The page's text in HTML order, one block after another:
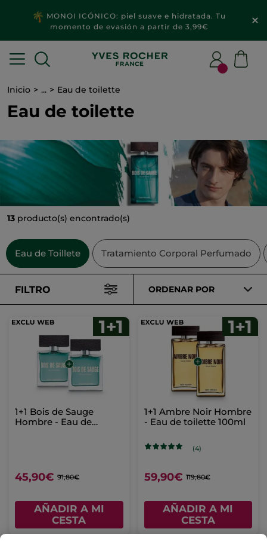
MONOI ICÓNICO: piel suave e hidratada. Tu
momento de evasión a partir de 3,99€
Inicio ... Eau de toilette
Eau de toilette
13 producto(s) encontrado(s)
Eau de Toillete Tratamiento Corporal Perfumado
FILTRO ORDENAR POR
1+1 Bois de Sauge
Hombre - Eau de
45,90€ 91,80€
AÑADIR A MI
CESTA
1+1 Ambre Noir Hombre
- Eau de toilette 100ml
(4)
59,90€ 119,80€
AÑADIR A MI
CESTA